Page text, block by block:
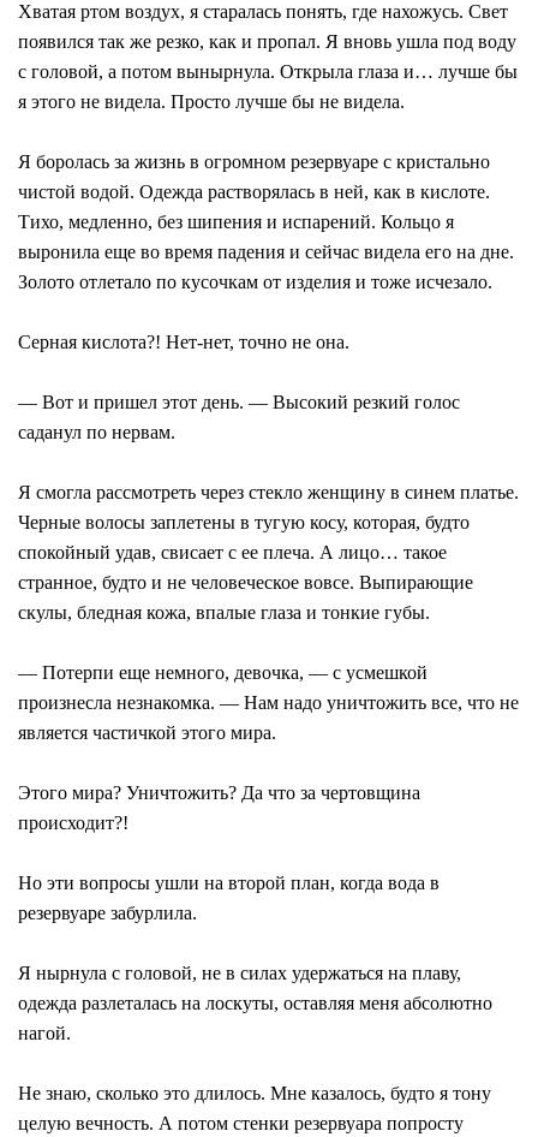
Хватая ртом воздух, я старалась понять, где нахожусь. Свет
появился так же резко, как и пропал. Я вновь ушла под воду
с головой, а потом вынырнула. Открыла глаза и… лучше бы
я этого не видела. Просто лучше бы не видела.
Я боролась за жизнь в огромном резервуаре с кристально
чистой водой. Одежда растворялась в ней, как в кислоте.
Тихо, медленно, без шипения и испарений. Кольцо я
выронила еще во время падения и сейчас видела его на дне.
Золото отлетало по кусочкам от изделия и тоже исчезало.
Серная кислота?! Нет-нет, точно не она.
— Вот и пришел этот день. — Высокий резкий голос
саданул по нервам.
Я смогла рассмотреть через стекло женщину в синем платье.
Черные волосы заплетены в тугую косу, которая, будто
спокойный удав, свисает с ее плеча. А лицо… такое
странное, будто и не человеческое вовсе. Выпирающие
скулы, бледная кожа, впалые глаза и тонкие губы.
— Потерпи еще немного, девочка, — с усмешкой
произнесла незнакомка. — Нам надо уничтожить все, что не
является частичкой этого мира.
Этого мира? Уничтожить? Да что за чертовщина
происходит?!
Но эти вопросы ушли на второй план, когда вода в
резервуаре забурлила.
Я нырнула с головой, не в силах удержаться на плаву,
одежда разлеталась на лоскуты, оставляя меня абсолютно
нагой.
Не знаю, сколько это длилось. Мне казалось, будто я тону
целую вечность. А потом стенки резервуара попросту